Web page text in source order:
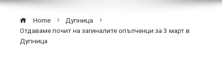
Home
Дупница
Отдаваме почит на загиналите опълченци за 3 март в
Дупница